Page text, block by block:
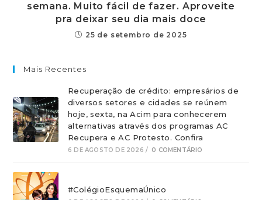
semana. Muito fácil de fazer. Aproveite
pra deixar seu dia mais doce
25 de setembro de 2025
Mais Recentes
Recuperação de crédito: empresários de
diversos setores e cidades se reúnem
hoje, sexta, na Acim para conhecerem
alternativas através dos programas AC
Recupera e AC Protesto. Confira
6 DE AGOSTO DE 2026 / 0 COMENTÁRIO
#ColégioEsquemaÚnico